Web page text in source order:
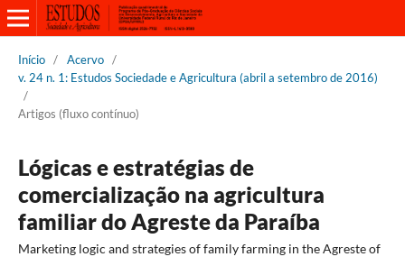
Início / Acervo /
v. 24 n. 1: Estudos Sociedade e Agricultura (abril a setembro de 2016)
/
Artigos (fluxo contínuo)
Lógicas e estratégias de
comercialização na agricultura
familiar do Agreste da Paraíba
Marketing logic and strategies of family farming in the Agreste of